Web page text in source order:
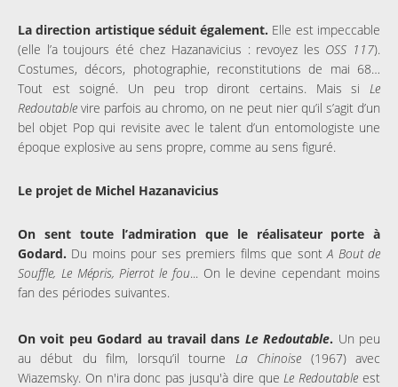
La direction artistique séduit également. Elle est impeccable
(elle l’a toujours été chez Hazanavicius : revoyez les OSS 117).
Costumes, décors, photographie, reconstitutions de mai 68…
Tout est soigné. Un peu trop diront certains. Mais si Le
Redoutable vire parfois au chromo, on ne peut nier qu’il s’agit d’un
bel objet Pop qui revisite avec le talent d’un entomologiste une
époque explosive au sens propre, comme au sens figuré.
Le projet de Michel Hazanavicius
On sent toute l’admiration que le réalisateur porte à
Godard. Du moins pour ses premiers films que sontA Bout de
Souffle, Le Mépris, Pierrot le fou... On le devine cependant moins
fan des périodes suivantes.
On voit peu Godard au travail dans Le Redoutable. Un peu
au début du film, lorsqu’il tourne La Chinoise (1967) avec
Wiazemsky. On n'ira donc pas jusqu'à dire que Le Redoutable est